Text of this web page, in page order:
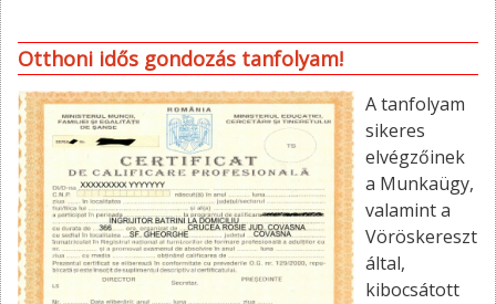
Otthoni idős gondozás tanfolyam!
A tanfolyam
sikeres
elvégzőinek
a Munkaügy,
valamint a
Vöröskereszt
által,
kibocsátott